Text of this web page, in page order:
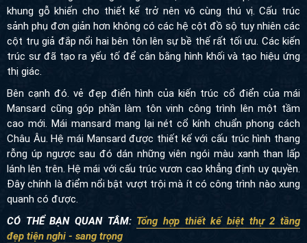
khung gỗ khiến cho thiết kế trở nên vô cùng thú vị. Cấu trúc
sảnh phụ đơn giản hơn không có các hệ cột đồ sộ tuy nhiên các
cột trụ giả đắp nổi hai bên tôn lên sự bề thế rất tối ưu. Các kiến
trúc sư đã tạo ra yếu tố để cân bằng hình khối và tạo hiệu ứng
thị giác.
Bên cạnh đó. vẻ đẹp điển hình của kiến trúc cổ điển của mái
Mansard cũng góp phần làm tôn vinh công trình lên một tầm
cao mới. Mái mansard mang lại nét cổ kính chuẩn phong cách
Châu Âu. Hệ mái Mansard được thiết kế với cấu trúc hình thang
rỗng úp ngược sau đó dán những viên ngói màu xanh than lấp
lánh lên trên. Hệ mái với cấu trúc vươn cao khẳng định uy quyền.
Đây chính là điểm nổi bật vượt trội mà ít có công trình nào xung
quanh có được.
CÓ THỂ BẠN QUAN TÂM: Tổng hợp thiết kế biệt thự 2 tầng
đẹp tiện nghi - sang trọng